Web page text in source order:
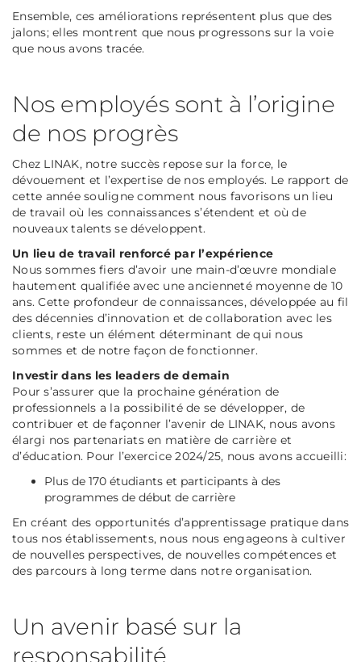
Ensemble, ces améliorations représentent plus que des
jalons; elles montrent que nous progressons sur la voie
que nous avons tracée.
Nos employés sont à l’origine
de nos progrès
Chez LINAK, notre succès repose sur la force, le
dévouement et l’expertise de nos employés. Le rapport de
cette année souligne comment nous favorisons un lieu
de travail où les connaissances s’étendent et où de
nouveaux talents se développent.
Un lieu de travail renforcé par l’expérience
Nous sommes fiers d’avoir une main-d’œuvre mondiale
hautement qualifiée avec une ancienneté moyenne de 10
ans. Cette profondeur de connaissances, développée au fil
des décennies d’innovation et de collaboration avec les
clients, reste un élément déterminant de qui nous
sommes et de notre façon de fonctionner.
Investir dans les leaders de demain
Pour s’assurer que la prochaine génération de
professionnels a la possibilité de se développer, de
contribuer et de façonner l’avenir de LINAK, nous avons
élargi nos partenariats en matière de carrière et
d’éducation. Pour l’exercice 2024/25, nous avons accueilli:
Plus de 170 étudiants et participants à des
programmes de début de carrière
En créant des opportunités d’apprentissage pratique dans
tous nos établissements, nous nous engageons à cultiver
de nouvelles perspectives, de nouvelles compétences et
des parcours à long terme dans notre organisation.
Un avenir basé sur la
responsabilité